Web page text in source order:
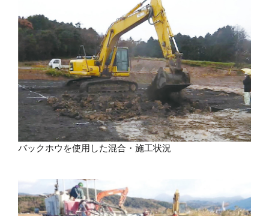
バックホウを使用した混合・施工状況